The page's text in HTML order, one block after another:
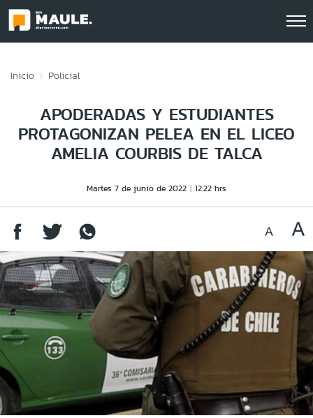
Inicio Policial
APODERADAS Y ESTUDIANTES
PROTAGONIZAN PELEA EN EL LICEO
AMELIA COURBIS DE TALCA
Martes 7 de junio de 2022 12:22 hrs